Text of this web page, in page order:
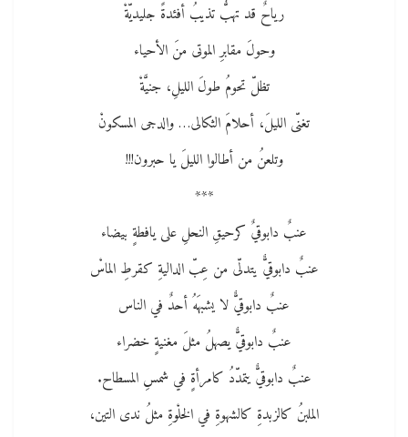
رياحٌ قد تهبُّ تذيبُ أفئدةً جليديّةْ
وحولَ مقابرِ الموتى منَ الأحياء
تظلّ تحومُ طولَ الليلِ، جنيَّةْ
تغنّى الليلَ، أحلامَ الثكالى… والدجى المسكونْ
وتلعنُ من أطالوا الليلَ يا حبرون!!!
***
عنبٌ دابوقيٌ كرحيقِ النحلِ على يافطةٍ بيضاء
عنبٌ دابوقيٌّ يتدلّى من عِبّ الداليةِ كقرطِ الماسْ
عنبٌ دابوقيٌّ لا يشبهَهُ أحدٌ ﻓﻲ الناس
عنبٌ دابوقيٌّ يصهلُ مثلَ مغنيةٍ خضراء
عنبٌ دابوقيٌّ يتمدّدُ كامرأةٍ ﻓﻲ شمسِ المسطاح.
الملبنُ كالزبدةِ كالشهوةِ ﻓﻲ الخلْوةِ مثلُ ندى التين،